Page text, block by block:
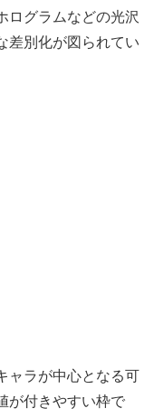
ログラムなどの光沢
差別化が図られてい
ャラが中心となる可
が付きやすい枠で